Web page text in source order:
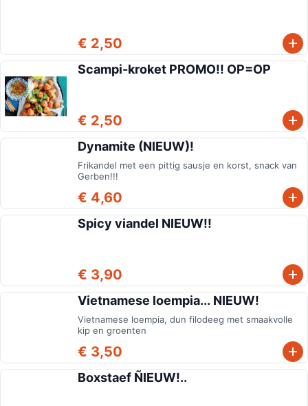
€ 2,50
Scampi-kroket PROMO!! OP=OP
€ 2,50
Dynamite (NIEUW)!
Frikandel met een pittig sausje en korst, snack van
Gerben!!!
€ 4,60
Spicy viandel NIEUW!!
€ 3,90
Vietnamese loempia... NIEUW!
Vietnamese loempia, dun filodeeg met smaakvolle
kip en groenten
€ 3,50
Boxstaef ÑIEUW!..